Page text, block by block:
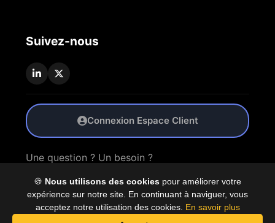
🍪 Nous utilisons des cookies pour améliorer votre
expérience sur notre site. En continuant à naviguer, vous
acceptez notre utilisation des cookies. En savoir plus
Suivez-nous
Connexion Espace Client
Une question ? Un besoin ?
Nous Contacter